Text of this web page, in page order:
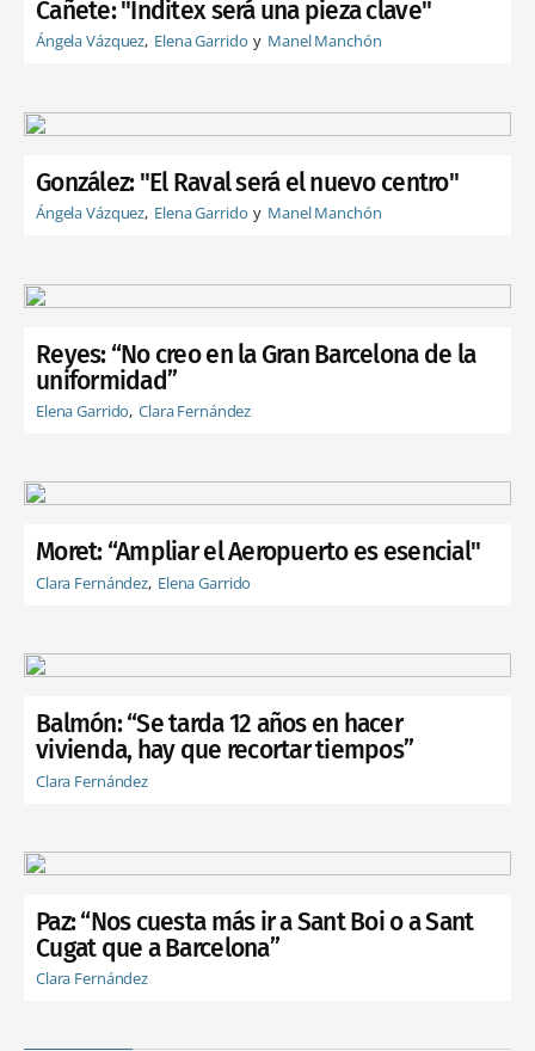
Cañete: "Inditex será una pieza clave"
Ángela Vázquez Elena Garrido Manel Manchón
González: "El Raval será el nuevo centro"
Ángela Vázquez Elena Garrido Manel Manchón
Reyes: “No creo en la Gran Barcelona de la
uniformidad”
Elena Garrido Clara Fernández
Moret: “Ampliar el Aeropuerto es esencial"
Clara Fernández Elena Garrido
Balmón: “Se tarda 12 años en hacer
vivienda, hay que recortar tiempos”
Clara Fernández
Paz: “Nos cuesta más ir a Sant Boi o a Sant
Cugat que a Barcelona”
Clara Fernández